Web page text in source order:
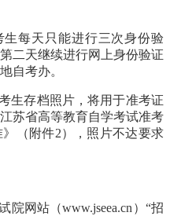
每天只能进行三次身份验
二天继续进行网上身份验证
自考办。
生存档照片，将用于准考证
苏省高等教育自学考试准考
（附件2），照片不达要求
院网站（www.jseea.cn）“招